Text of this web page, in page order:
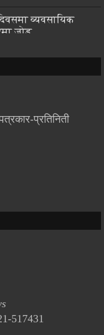
व्यवसायिक
जोड
प्रतिनिती
517431